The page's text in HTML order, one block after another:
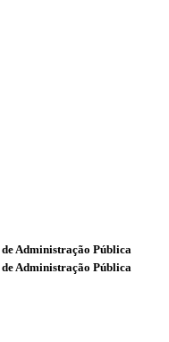
de Administração Pública
de Administração Pública